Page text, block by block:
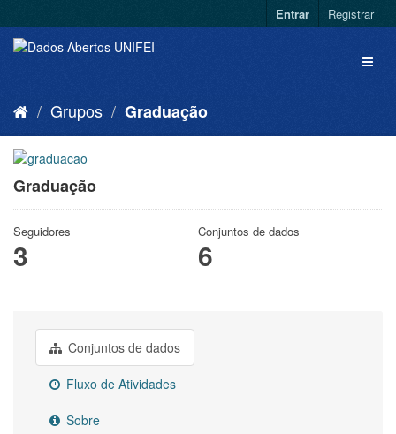
Entrar Registrar
Grupos Graduação
Graduação
Seguidores
3
Conjuntos de dados
6
Conjuntos de dados
Fluxo de Atividades
Sobre